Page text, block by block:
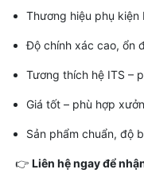
Thương hiệu phụ kiện
Độ chính xác cao, ổn
Tương thích hệ ITS –
Giá tốt – phù hợp
Sản phẩm chuẩn, độ
👉 Liên hệ ngay để